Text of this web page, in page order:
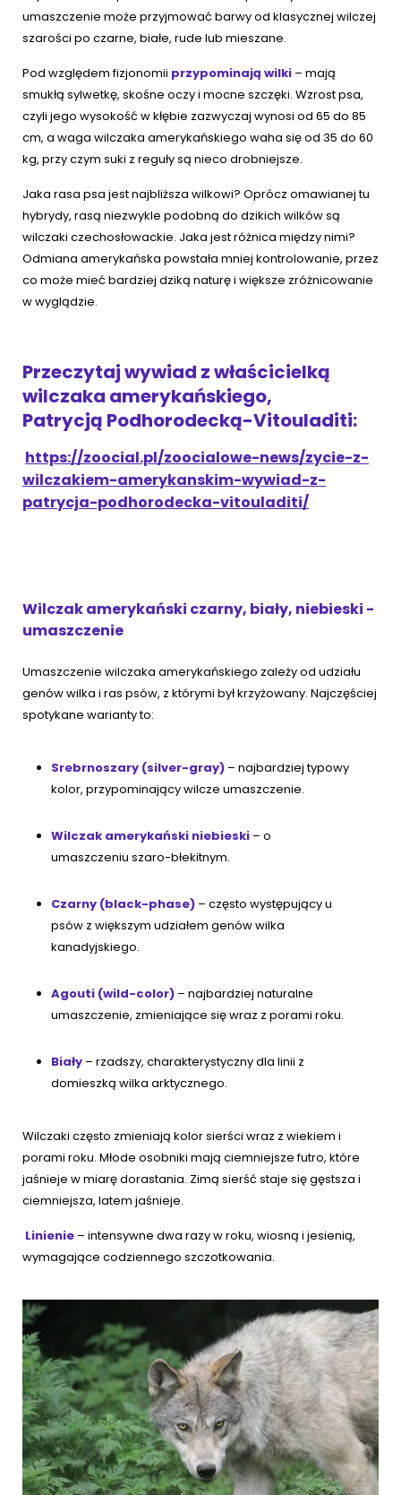
umaszczenie może przyjmować barwy od klasycznej wilczej
szarości po czarne, białe, rude lub mieszane.
Pod względem fizjonomii przypominają wilki – mają
smukłą sylwetkę, skośne oczy i mocne szczęki. Wzrost psa,
czyli jego wysokość w kłębie zazwyczaj wynosi od 65 do 85
cm, a waga wilczaka amerykańskiego waha się od 35 do 60
kg, przy czym suki z reguły są nieco drobniejsze.
Jaka rasa psa jest najbliższa wilkowi? Oprócz omawianej tu
hybrydy, rasą niezwykle podobną do dzikich wilków są
wilczaki czechosłowackie. Jaka jest różnica między nimi?
Odmiana amerykańska powstała mniej kontrolowanie, przez
co może mieć bardziej dziką naturę i większe zróżnicowanie
w wyglądzie.
Przeczytaj wywiad z właścicielką
wilczaka amerykańskiego,
Patrycją Podhorodecką-Vitouladiti:
https://zoocial.pl/zoocialowe-news/zycie-z-
wilczakiem-amerykanskim-wywiad-z-
patrycja-podhorodecka-vitouladiti/
Wilczak amerykański czarny, biały, niebieski -
umaszczenie
Umaszczenie wilczaka amerykańskiego zależy od udziału
genów wilka i ras psów, z którymi był krzyżowany. Najczęściej
spotykane warianty to:
Srebrnoszary (silver-gray) – najbardziej typowy
kolor, przypominający wilcze umaszczenie.
Wilczak amerykański niebieski – o
umaszczeniu szaro-błekitnym.
Czarny (black-phase) – często występujący u
psów z większym udziałem genów wilka
kanadyjskiego.
Agouti (wild-color) – najbardziej naturalne
umaszczenie, zmieniające się wraz z porami roku.
Biały – rzadszy, charakterystyczny dla linii z
domieszką wilka arktycznego.
Wilczaki często zmieniają kolor sierści wraz z wiekiem i
porami roku. Młode osobniki mają ciemniejsze futro, które
jaśnieje w miarę dorastania. Zimą sierść staje się gęstsza i
ciemniejsza, latem jaśnieje.
Linienie – intensywne dwa razy w roku, wiosną i jesienią,
wymagające codziennego szczotkowania.